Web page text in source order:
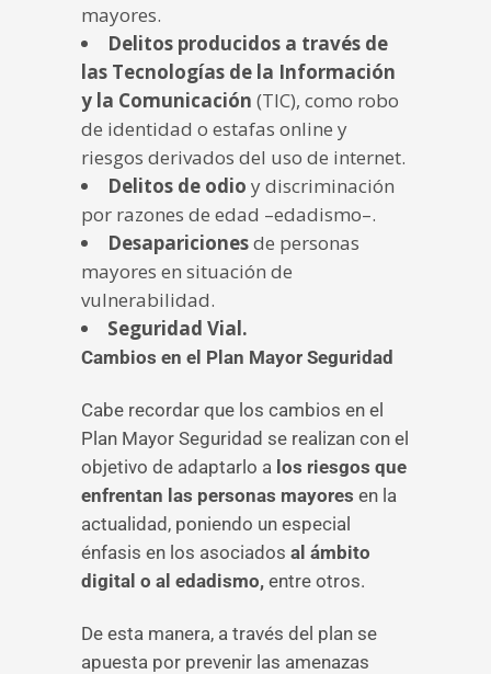
mayores.
Delitos producidos a través de
las Tecnologías de la Información
y la Comunicación (TIC), como robo
de identidad o estafas online y
riesgos derivados del uso de internet.
Delitos de odio y discriminación
por razones de edad –edadismo–.
Desaparicionesde personas
mayores en situación de
vulnerabilidad.
Seguridad Vial.
Cambios en el Plan Mayor Seguridad
Cabe recordar que los cambios en el
Plan Mayor Seguridad se realizan con el
objetivo de adaptarlo a los riesgos que
enfrentan las personas mayores en la
actualidad, poniendo un especial
énfasis en los asociados al ámbito
digital o al edadismo, entre otros.
De esta manera, a través del plan se
apuesta por prevenir las amenazas